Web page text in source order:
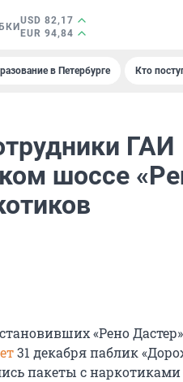
USD 82,17
EUR 94,84
в Петербурге Кто
ГАИ
шоссе
«Рено
31 декабря паблик
пакеты с